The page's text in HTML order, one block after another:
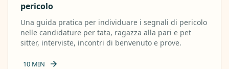
pericolo
Una guida pratica per individuare i segnali di pericolo
nelle candidature per tata, ragazza alla pari e pet
sitter, interviste, incontri di benvenuto e prove.
10 MIN